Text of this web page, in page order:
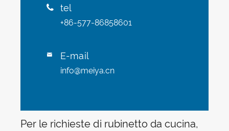
 tel
+86-577-86858601
 E-mail
info@meiya.cn
Per le richieste di rubinetto da cucina,